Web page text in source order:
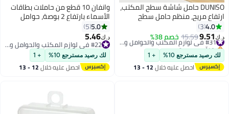
DUNISO حامل شاشة سطح المكتب،
مريح، منظم حامل سطح
حامل كمبيوتر محمول من
والأكريليك، منظم مكتب
حامل شاشة لجهاز
الكمبيوتر المحمول/
الطابعة للاستخدام المنزلي
4.0
3
9.51
15.59خصم 38%
بتخلّص بسرعة
رصيد مسترجع 10% + 1
احصل عليه خلال 12 - 13
وانفان 10 قطع من حاملات بطاقات
الأسماء بارتفاع 2 بوصة، حوامل
بطاقات شفافة لعرض أرقام
الطاولات، وحاملات لافتات لحفلات
الزفاف، حاملات بطاقات لعرض الصور
على الطاولات، القوائم المكتبية،
والاجتماعات.
5.0
5
5.46
#22 في لوازم المكتب والحوامل والموزعات
#22 في لوازم المكتب والحوامل والموزعات لك رصيد مسترجع 10% + 1
احصل عليه خلال 12 - 13